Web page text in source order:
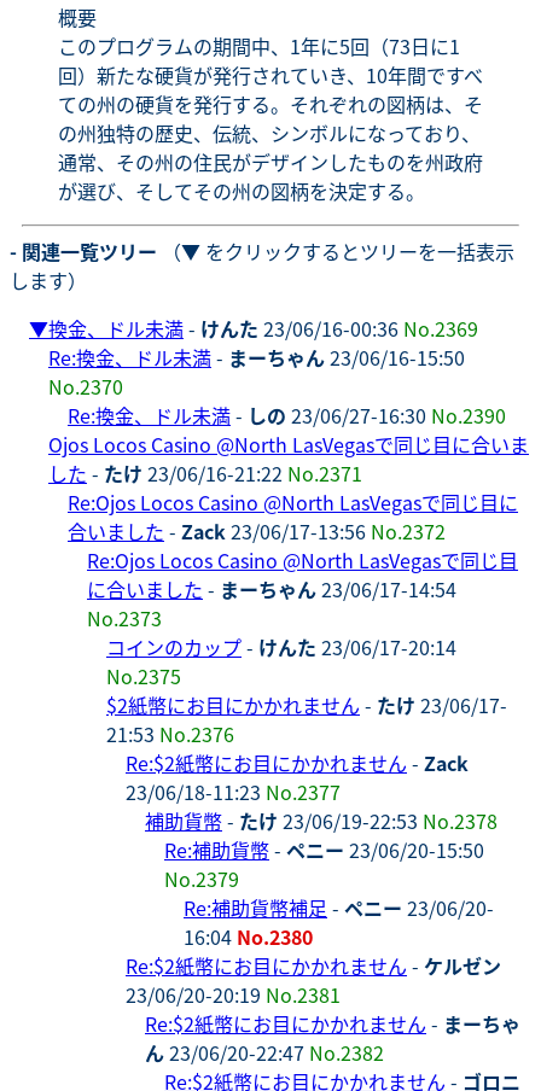
概要
このプログラムの期間中、1年に5回（73日に1
回）新たな硬貨が発行されていき、10年間ですべ
ての州の硬貨を発行する。それぞれの図柄は、そ
の州独特の歴史、伝統、シンボルになっており、
通常、その州の住民がデザインしたものを州政府
が選び、そしてその州の図柄を決定する。
- 関連一覧ツリー （▼ をクリックするとツリーを一括表示
します）
▼換金、ドル未満- けんた 23/06/16-00:36 No.2369
Re:換金、ドル未満- まーちゃん23/06/16-15:50
No.2370
Re:換金、ドル未満- しの 23/06/27-16:30 No.2390
Ojos Locos Casino @North LasVegasで同じ目に合いま
した - たけ 23/06/16-21:22 No.2371
Re:Ojos Locos Casino @North LasVegasで同じ目に
合いました - Zack23/06/17-13:56 No.2372
Re:Ojos Locos Casino @North LasVegasで同じ目
に合いました - まーちゃん23/06/17-14:54
No.2373
コインのカップ- けんた 23/06/17-20:14
No.2375
$2紙幣にお目にかかれません - たけ 23/06/17-
21:53 No.2376
Re:$2紙幣にお目にかかれません - Zack
23/06/18-11:23 No.2377
補助貨幣- たけ 23/06/19-22:53 No.2378
Re:補助貨幣- ペニー 23/06/20-15:50
No.2379
Re:補助貨幣補足 - ペニー 23/06/20-
16:04 No.2380
Re:$2紙幣にお目にかかれません - ケルゼン
23/06/20-20:19 No.2381
Re:$2紙幣にお目にかかれません - まーちゃ
ん23/06/20-22:47 No.2382
Re:$2紙幣にお目にかかれません - ゴロニ